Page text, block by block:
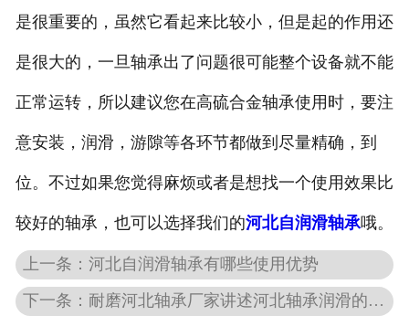
是很重要的，虽然它看起来比较小，但是起的作用还
是很大的，一旦轴承出了问题很可能整个设备就不能
正常运转，所以建议您在高硫合金轴承使用时，要注
意安装，润滑，游隙等各环节都做到尽量精确，到
位。不过如果您觉得麻烦或者是想找一个使用效果比
较好的轴承，也可以选择我们的河北自润滑轴承哦。
上一条：河北自润滑轴承有哪些使用优势
下一条：耐磨河北轴承厂家讲述河北轴承润滑的小常识